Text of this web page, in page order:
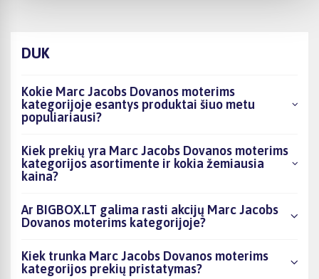
DUK
Kokie Marc Jacobs Dovanos moterims
kategorijoje esantys produktai šiuo metu
populiariausi?
Kiek prekių yra Marc Jacobs Dovanos moterims
kategorijos asortimente ir kokia žemiausia
kaina?
Ar BIGBOX.LT galima rasti akcijų Marc Jacobs
Dovanos moterims kategorijoje?
Kiek trunka Marc Jacobs Dovanos moterims
kategorijos prekių pristatymas?